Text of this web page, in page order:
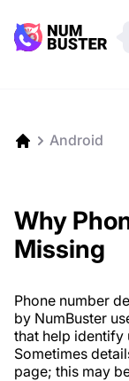
Android
Why
Missing
Phone number
by NumBuster
that help identify
Sometimes
page; this may